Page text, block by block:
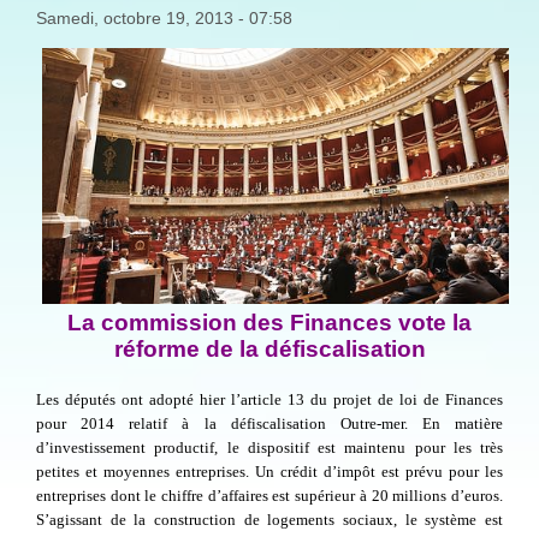
Samedi, octobre 19, 2013 - 07:58
La commission des Finances vote la
réforme de la défiscalisation
Les députés ont adopté hier l’article 13 du projet de loi de Finances
pour 2014 relatif à la défiscalisation Outre-mer. En matière
d’investissement productif, le dispositif est maintenu pour les très
petites et moyennes entreprises. Un crédit d’impôt est prévu pour les
entreprises dont le chiffre d’affaires est supérieur à 20 millions d’euros.
S’agissant de la construction de logements sociaux, le système est